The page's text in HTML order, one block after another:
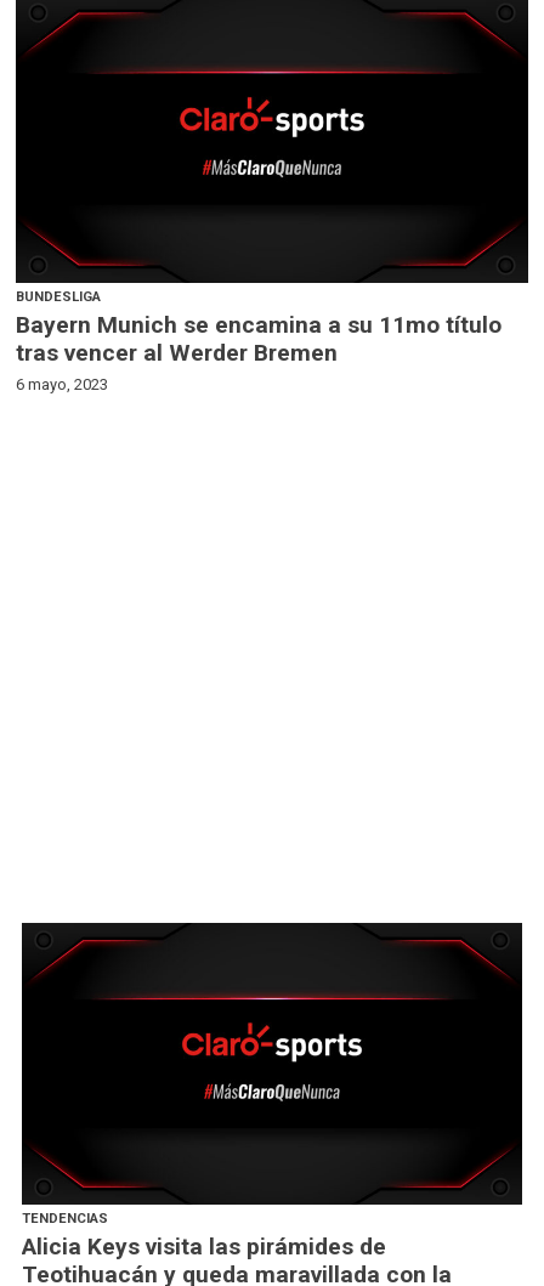
TENDENCIAS
Alicia Keys visita las pirámides de
Teotihuacán y queda maravillada con la
BUNDESLIGA
Bayern Munich se encamina a su 11mo título
tras vencer al Werder Bremen
6 mayo, 2023